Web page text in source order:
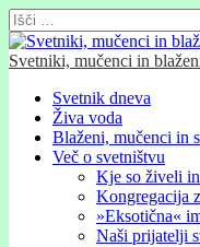
Išči:
Svetniki, mučenci in
Glavni
meni
Skip
content
Svetnik dneva
Živa voda
Blaženi, mučenci in
Več o svetništvu
Kje so živeli
Kongregacija
»Eksotična«
Naši prijatelji